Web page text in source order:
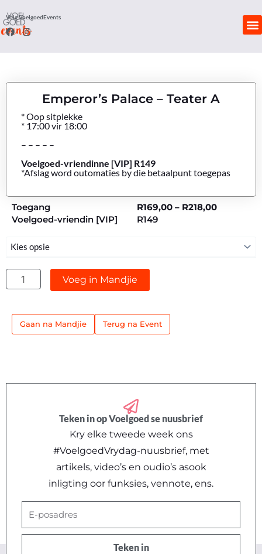
to
content
Volg VoelgoedEvents
F
c
I
s
Emperor’s Palace – Teater A
* Oop sitplekke
* 17:00 vir 18:00
– – – – –
Voelgoed-vriendinne [VIP] R149
*Afslag word outomaties by die betaalpunt toegepas
Toegang R169,00 – R218,00Price
R218,00
Voelgoed-vriendin [VIP] R149
Emperor’s
Teater
quantity
Voeg in Mandjie
Gaan na Mandjie Terug na Event
Teken in op Voelgoed se nuusbrief
Kry elke tweede week ons
#VoelgoedVrydag-nuusbrief, met
artikels, video’s en oudio’s asook
inligting oor funksies, vennote, ens.
E-
posadres
Teken in